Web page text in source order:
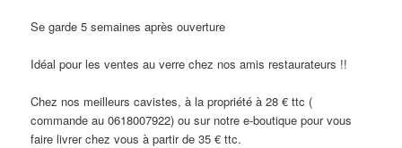
Se garde 5 semaines après ouverture
Idéal pour les ventes au verre chez nos amis restaurateurs !!
Chez nos meilleurs cavistes, à la propriété à 28 € ttc (
commande au 0618007922) ou sur notre e-boutique pour vous
faire livrer chez vous à partir de 35 € ttc.